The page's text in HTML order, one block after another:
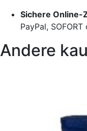
Sichere Online-
PayPal,
Andere